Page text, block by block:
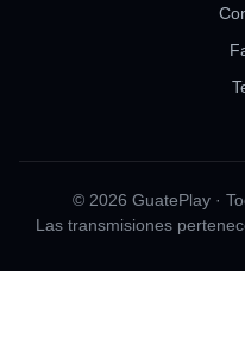
© 2026 GuatePlay ·
Las transmisiones